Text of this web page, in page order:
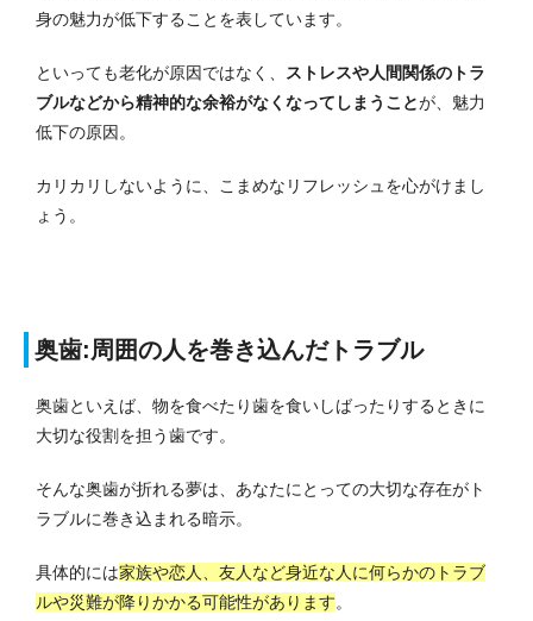
身の魅力が低下することを表しています。
といっても老化が原因ではなく、
ストレスや人間関係のトラ
ブルなどから精神的な余裕がなくなってしまうことが、魅力
低下の原因。
カリカリしないように、こまめなリフレッシュを心がけまし
ょう。
奥歯:周囲の人を巻き込んだトラブル
奥歯といえば、物を食べたり歯を食いしばったりするときに
大切な役割を担う歯です。
そんな奥歯が折れる夢は、あなたにとっての大切な存在がト
ラブルに巻き込まれる暗示。
具体的には家族や恋人、友人など身近な人に何らかのトラブ
ルや災難が降りかかる可能性があります。